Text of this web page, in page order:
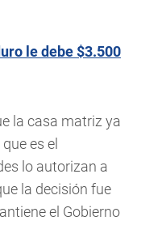
le debe $3.500
la casa matriz ya
es el
lo autorizan a
la decisión fue
el Gobierno